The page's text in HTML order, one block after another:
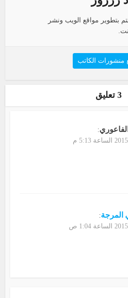
بتطوير مواقع الويب ونشر
منشورات الكاتب
3 تعليق
:
المرجة: